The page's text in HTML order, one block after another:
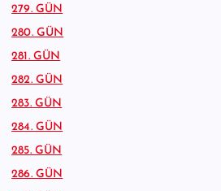
279. GÜN
280. GÜN
281. GÜN
282. GÜN
283. GÜN
284. GÜN
285. GÜN
286. GÜN